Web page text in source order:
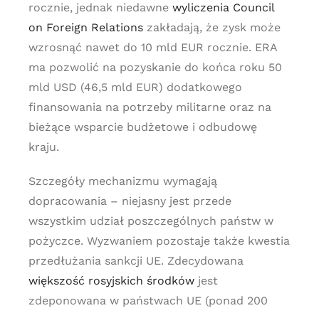
rocznie, jednak niedawne wyliczenia Council
on Foreign Relationszakładają, że zysk może
wzrosnąć nawet do 10 mld EUR rocznie. ERA
ma pozwolić na pozyskanie do końca roku 50
mld USD (46,5 mld EUR) dodatkowego
finansowania na potrzeby militarne oraz na
bieżące wsparcie budżetowe i odbudowę
kraju.
Szczegóły mechanizmu wymagają
dopracowania – niejasny jest przede
wszystkim udział poszczególnych państw w
pożyczce. Wyzwaniem pozostaje także kwestia
przedłużania sankcji UE. Zdecydowana
większość rosyjskich środkówjest
zdeponowana w państwach UE (ponad 200